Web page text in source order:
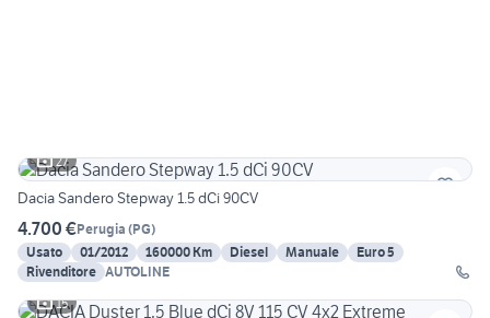
27
Dacia Sandero Stepway 1.5 dCi 90CV
4.700 €Perugia (PG)
Usato
01/2012 160000 Km Diesel Manuale
Euro 5
Rivenditore AUTOLINE
15